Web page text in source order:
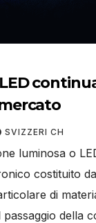
SVIZZERI CH
luminosa o
costituito
di
della